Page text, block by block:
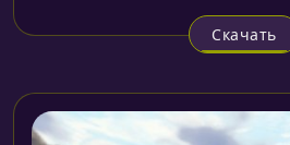
Скачать